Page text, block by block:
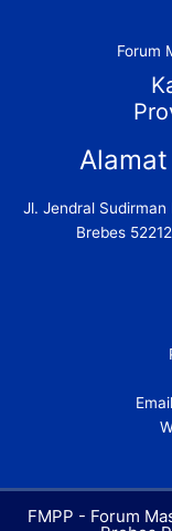
Forum
Alamat
Jl. Jendral Sudirman
Brebes 52212
FMPP - Forum